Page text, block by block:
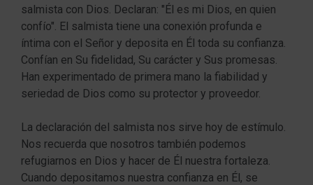
salmista con Dios. Declaran: "Él es mi Dios, en quien
confío". El salmista tiene una conexión profunda e
íntima con el Señor y deposita en Él toda su confianza.
Confían en Su fidelidad, Su carácter y Sus promesas.
Han experimentado de primera mano la fiabilidad y
seriedad de Dios como su protector y proveedor.
La declaración del salmista nos sirve hoy de estímulo.
Nos recuerda que nosotros también podemos
refugiarnos en Dios y hacer de Él nuestra fortaleza.
Cuando depositamos nuestra confianza en Él, se